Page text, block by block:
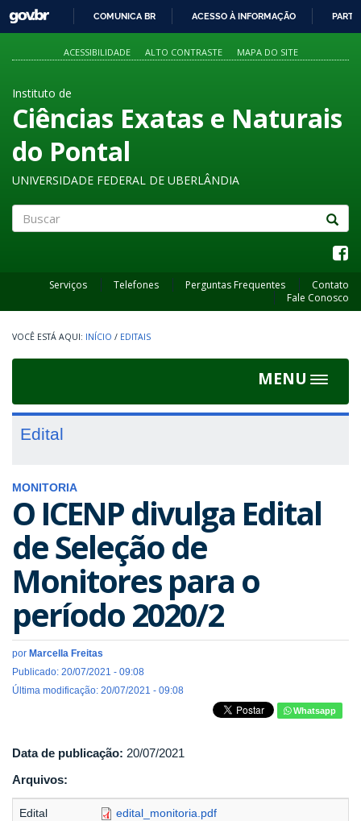
PARA
O
GOVBR
COMUNICA BR ACESSO À INFORMAÇÃO
ACESSIBILIDADE ALTO CONTRASTE MAPA DO SITE
Instituto de
Ciências Exatas e Naturais
do Pontal
UNIVERSIDADE FEDERAL DE UBERLÂNDIA
Serviços Telefones Perguntas Frequentes
Contato
Fale Conosco
INÍCIO / EDITAIS
MENU
Toggle
Edital
MONITORIA
O ICENP divulga Edital
de Seleção de
Monitores para o
período 2020/2
por Marcella Freitas
Publicado: 20/07/2021 - 09:08
Última modificação: 20/07/2021 - 09:08
Whatsapp
Data de publicação: 20/07/2021
Arquivos:
Edital edital_monitoria.pdf